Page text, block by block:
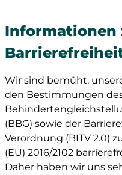
Informationen
Wir sind bemüht,
den Bestimmungen
(BBG) sowie der
Verordnung (BITV 2.0)
(EU) 2016/2102
Daher haben wir uns